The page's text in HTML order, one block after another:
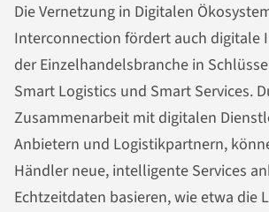
Die Vernetzung in Digitalen
Interconnection fördert auch digitale
der Einzelhandelsbranche in
Smart Logistics und Smart Services.
Zusammenarbeit mit digitalen
Anbietern und Logistikpartnern,
Händler neue, intelligente Services
Echtzeitdaten basieren, wie etwa die